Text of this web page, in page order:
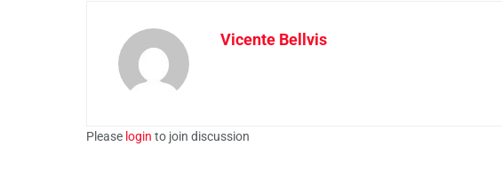
Vicente Bellvis
Please login to join discussion